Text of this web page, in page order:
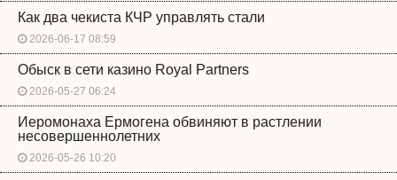
Как два чекиста КЧР управлять стали
2026-06-17 08:59
Обыск в сети казино Royal Partners
2026-05-27 06:24
Иеромонаха Ермогена обвиняют в растлении
несовершеннолетних
2026-05-26 10:20